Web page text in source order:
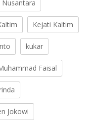
Nusantara
Kejati Kaltim
kukar
Faisal
Jokowi